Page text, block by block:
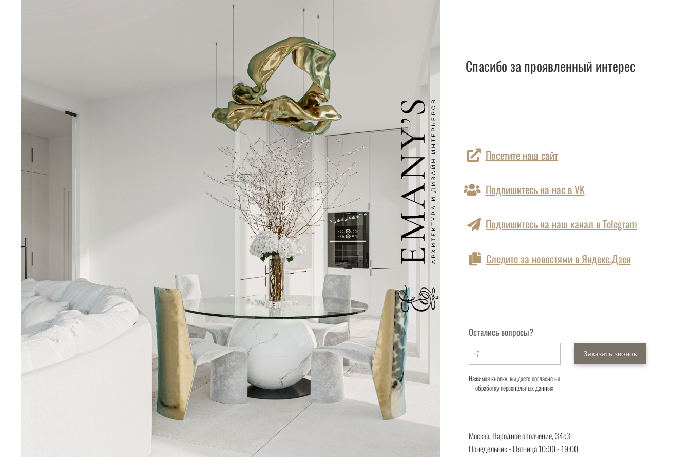
Остались вопросы?
Нажимая кнопку, вы даете согласие на
обработку персональных данных
Заказать звонок
Посетите наш сайт
Подпишитесь на нас в VK
Подпишитесь на наш канал в Telegram
Следите за новостями в Яндекс.Дзен
Спасибо за проявленный интерес
Москва, Народное ополчение, 34с3
Понедельник - Пятница 10:00 - 19:00